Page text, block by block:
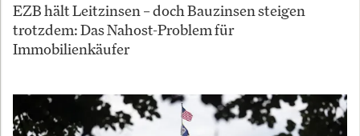
EZB hält Leitzinsen – doch Bauzinsen steigen
trotzdem: Das Nahost-Problem für
Immobilienkäufer